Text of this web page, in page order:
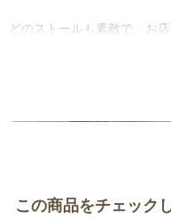
どのストールも素敵で、お
今後の商品も楽しみにして
この商品をチェック